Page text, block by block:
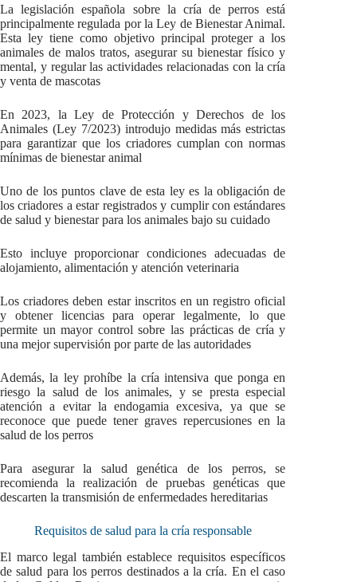
La legislación española sobre la cría de perros está
principalmente regulada por la Ley de Bienestar Animal.
Esta ley tiene como objetivo principal proteger a los
animales de malos tratos, asegurar su bienestar físico y
mental, y regular las actividades relacionadas con la cría
y venta de mascotas
En 2023, la Ley de Protección y Derechos de los
Animales (Ley 7/2023) introdujo medidas más estrictas
para garantizar que los criadores cumplan con normas
mínimas de bienestar animal
Uno de los puntos clave de esta ley es la obligación de
los criadores a estar registrados y cumplir con estándares
de salud y bienestar para los animales bajo su cuidado
Esto incluye proporcionar condiciones adecuadas de
alojamiento, alimentación y atención veterinaria
Los criadores deben estar inscritos en un registro oficial
y obtener licencias para operar legalmente, lo que
permite un mayor control sobre las prácticas de cría y
una mejor supervisión por parte de las autoridades
Además, la ley prohíbe la cría intensiva que ponga en
riesgo la salud de los animales, y se presta especial
atención a evitar la endogamia excesiva, ya que se
reconoce que puede tener graves repercusiones en la
salud de los perros
Para asegurar la salud genética de los perros, se
recomienda la realización de pruebas genéticas que
descarten la transmisión de enfermedades hereditarias
Requisitos de salud para la cría responsable
El marco legal también establece requisitos específicos
de salud para los perros destinados a la cría. En el caso